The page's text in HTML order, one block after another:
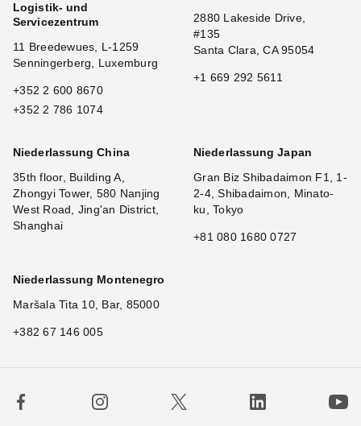
Logistik- und
Servicezentrum
11 Breedewues, L-1259
Senningerberg, Luxemburg
+352 2 600 8670
+352 2 786 1074
2880 Lakeside Drive,
#135
Santa Clara, CA 95054
+1 669 292 5611
Niederlassung China
35th floor, Building A,
Zhongyi Tower, 580 Nanjing
West Road, Jing'an District,
Shanghai
Niederlassung Japan
Gran Biz Shibadaimon F1, 1-
2-4, Shibadaimon, Minato-
ku, Tokyo
+81 080 1680 0727
Niederlassung Montenegro
Maršala Tita 10, Bar, 85000
+382 67 146 005